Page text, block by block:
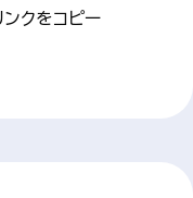
ンクをコピー